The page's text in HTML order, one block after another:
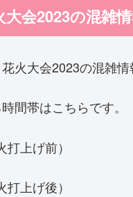
会2023の混雑
火大会2023の混雑情
間帯はこちらです。
上げ前）
上げ後）